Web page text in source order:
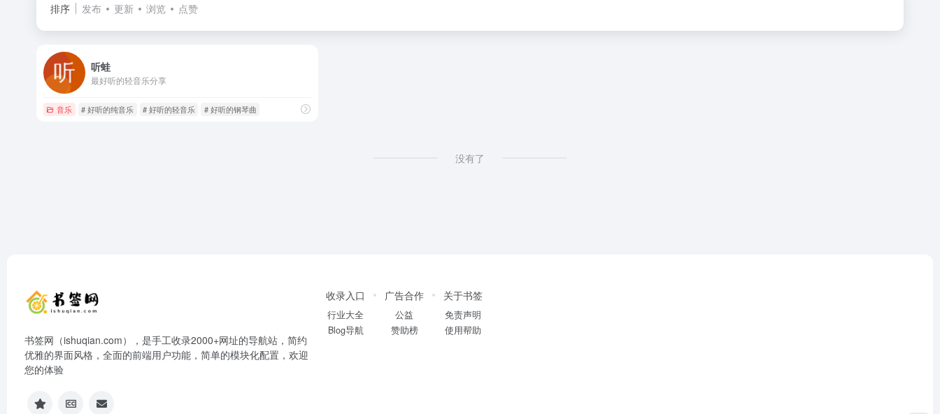
排序 发布 更新 浏览 点赞
听蛙
最好听的轻音乐分享
音乐 # 好听的纯音乐 # 好听的轻音乐 # 好听的钢琴曲
没有了
书签网（ishuqian.com），是手工收录2000+网址的导航站，简约
优雅的界面风格，全面的前端用户功能，简单的模块化配置，欢迎
您的体验
收录入口
行业大全
Blog导航
广告合作
公益
赞助榜
关于书签
免责声明
使用帮助